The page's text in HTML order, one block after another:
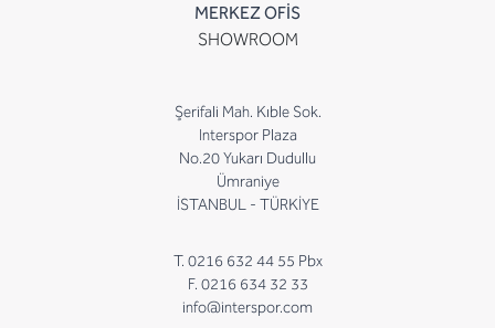
MERKEZ OFİS
SHOWROOM
Şerifali Mah. Kıble Sok.
Interspor Plaza
No.20 Yukarı Dudullu
Ümraniye
İSTANBUL - TÜRKİYE
T. 0216 632 44 55 Pbx
F. 0216 634 32 33
info@interspor.com